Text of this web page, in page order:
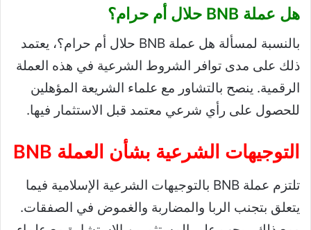
هل عملة BNB حلال أم حرام؟
بالنسبة لمسألة هل عملة BNB حلال أم حرام؟، يعتمد
ذلك على مدى توافر الشروط الشرعية في هذه العملة
الرقمية. ينصح بالتشاور مع علماء الشريعة المؤهلين
للحصول على رأي شرعي معتمد قبل الاستثمار فيها.
التوجيهات الشرعية بشأن العملة BNB
تلتزم عملة BNB بالتوجيهات الشرعية الإسلامية فيما
يتعلق بتجنب الربا والمضاربة والغموض في الصفقات.